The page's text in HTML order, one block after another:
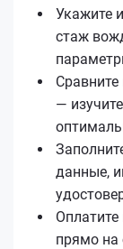
Укажите
стаж
—
данные,
прямо на